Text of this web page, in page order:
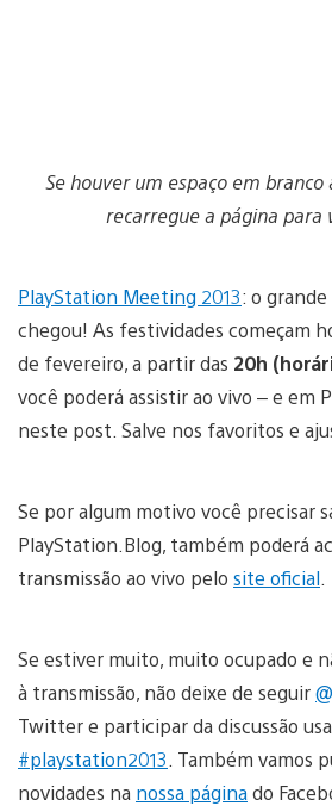
Se houver um espaço em
recarregue a página para
PlayStation Meeting 2013: o
chegou! As festividades começam
de fevereiro, a partir das 20h
você poderá assistir ao vivo – e em
neste post. Salve nos favoritos e
Se por algum motivo você precisar
PlayStation.Blog, também poderá
transmissão ao vivo pelo site oficial
Se estiver muito, muito ocupado e
à transmissão, não deixe de seguir
Twitter e participar da discussão
#playstation2013 . Também vamos
novidades na nossa páginado